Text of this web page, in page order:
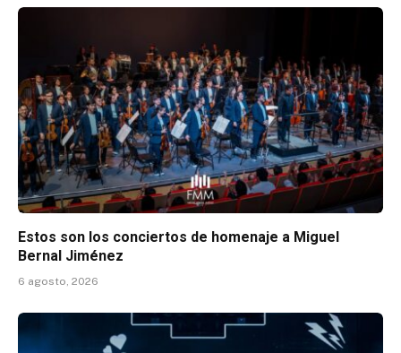
Estos son los conciertos de homenaje a Miguel
Bernal Jiménez
6 agosto, 2026